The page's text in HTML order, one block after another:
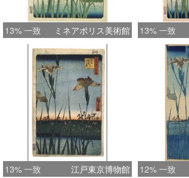
13% 一致 ミネアポリス美術館 13% 一致
13% 一致 江戸東京博物館 12% 一致